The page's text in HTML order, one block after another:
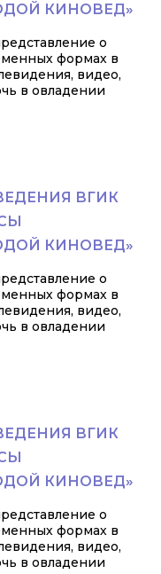
КИНОВЕД»
о
формах в
видео,
в овладении
ВГИК
КИНОВЕД»
о
формах в
видео,
в овладении
ВГИК
КИНОВЕД»
о
формах в
видео,
в овладении